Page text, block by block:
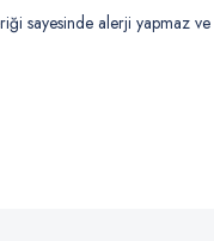
sayesinde alerji yapmaz